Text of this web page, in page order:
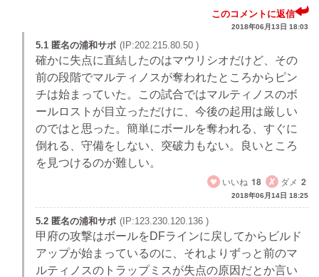
このコメントに返信
2018年06月13日 18:03
5.1 匿名の浦和サポ (IP:202.215.80.50 )
確かに失点に直結したのはマウリシオだけど、その
前の段階でマルティノスが奪われたところからピン
チは始まっていた。この試合ではマルティノスのボ
ールロストが目立っただけに、今後の起用は厳しい
のではと思った。簡単にボールを奪われる、すぐに
倒れる、守備をしない、突破力もない。良いところ
を見つけるのが難しい。
いいね 18 ダメ 2
2018年06月14日 18:25
5.2 匿名の浦和サポ (IP:123.230.120.136 )
甲府の攻撃はボールをDFラインに戻してからビルド
アップが始まっているのに、それよりずっと前のマ
ルティノスのトラップミスが失点の原因だとか言い